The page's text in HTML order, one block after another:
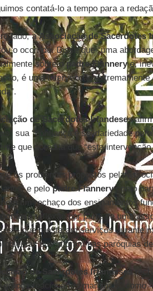
contatá-lo a tempo para a
lado, aAssociação de Sacerdotes
o ocorrido. Disse que “uma
sobre opadre Flannerye,
é uma intervenção
de Sacerdotes Irlandeses
sua “confiança e solidariedade
que acredita que “esta
os problemas propostos pela
anos, e pelopadre Flannerycomo
um rechaço dos ensinamentos
reflexão por parte de uma
– que prestaram serviços durante
que afloram nas paróquias
de Sacerdotes Irlandeses
grupos reacionários marginais” como